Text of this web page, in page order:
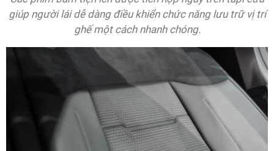
giúp người lái dễ dàng điều khiển chức năng lưu trữ vị trí
ghế một cách nhanh chóng.